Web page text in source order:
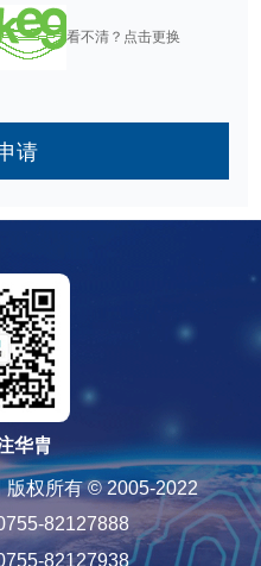
看不清？点击更换
请
华胄
版权所有 © 2005-2022
82127888
82127938